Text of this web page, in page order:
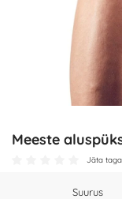
Meeste
Jäta
Suurus